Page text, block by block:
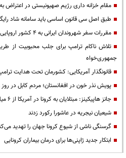
مقام خزانه داری رژیم صهیونیستی در اعتراض به
طبق اصل سی قانون اساسی باید سامانه شاد
مقررات سفر شهروندان ایرانی به ۴ کشور اروپایی
تلاش ناکام ترامپ برای جلب محبوبیت از
جمهوری‌خواه
قانونگذار آمریکایی: کشورمان تحت هدایت
پویش نذر خون در افغانستان؛ مردم کابل در روز
جانز هاپیکینز: مبتلایان به کرونا در آمریکا از 6 میلیون نفر فراتر رفت
شیعیان نیجریه در عاشورا رکورد زدند
گرسنگی ناشی از شیوع کرونا جهان را تهدید
ابتکار جدید ژاپنی‌ها برای درمان بیماران کرونایی